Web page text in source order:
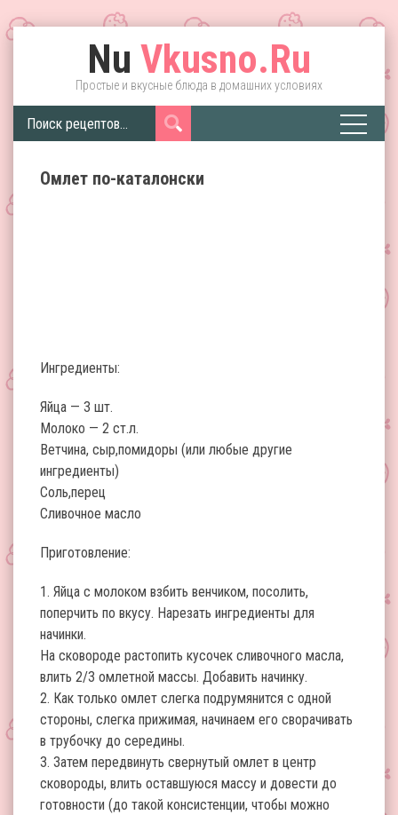
Nu Vkusno.Ru
Простые и вкусные блюда в домашних условиях
Омлет по-каталонски
Ингредиенты:
Яйца — 3 шт.
Молоко — 2 ст.л.
Ветчина, сыр,помидоры (или любые другие
ингредиенты)
Соль,перец
Сливочное масло
Приготовление:
1. Яйца с молоком взбить венчиком, посолить,
поперчить по вкусу. Нарезать ингредиенты для
начинки.
На сковороде растопить кусочек сливочного масла,
влить 2/3 омлетной массы. Добавить начинку.
2. Как только омлет слегка подрумянится с одной
стороны, слегка прижимая, начинаем его сворачивать
в трубочку до середины.
3. Затем передвинуть свернутый омлет в центр
сковороды, влить оставшуюся массу и довести до
готовности (до такой консистенции, чтобы можно